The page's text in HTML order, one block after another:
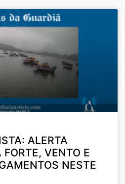
ALERTA
VENTO E
NESTE